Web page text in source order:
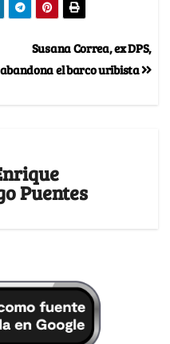
Susana Correa, ex DPS,
abandona el barco uribista
Puentes